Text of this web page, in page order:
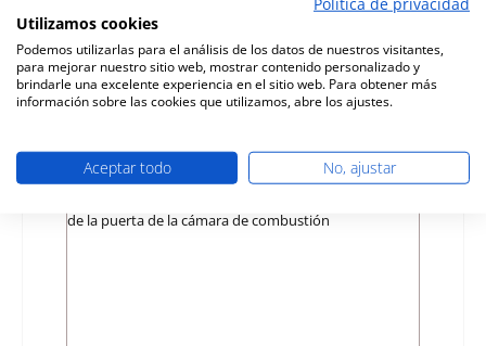
Precio normal:
458,24 €
Disponible, plazo de entrega: 4-6 días
Utilizamos cookies
Podemos utilizarlas para el análisis de los datos de nuestros visitantes,
para mejorar nuestro sitio web, mostrar contenido personalizado y
brindarle una excelente experiencia en el sitio web. Para obtener más
información sobre las cookies que utilizamos, abre los ajustes.
Aceptar todo No, ajustar